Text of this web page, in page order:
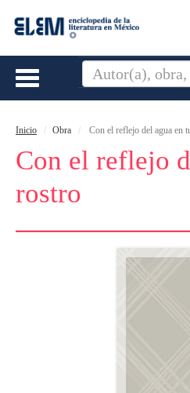
Toggle
Inicio Obra Con el reflejo del agua en
Con el reflejo
rostro